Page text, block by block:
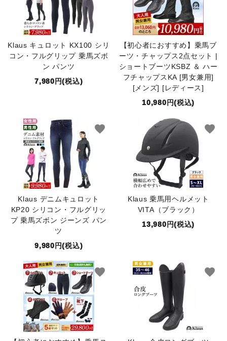
Klaus キュロット KX100 シリ
コン・フルグリップ 乗馬ズボ
ン パンツ
7,980円(税込)
【初心者におすすめ】乗馬ブ
ーツ・チャップス2点セット |
ショートブーツKSBZ ＆ ハー
フチャップスKA [男女兼用]
[メンズ] [レディース]
10,980円(税込)
Klaus デニムキュロット
KP20 シリコン・フルグリッ
プ 乗馬ズボン ジーンズ パン
ツ
9,980円(税込)
favorite
Klaus 乗馬用ヘルメット
VITA（ブラック）
13,980円(税込)
favorite
favorite favorite